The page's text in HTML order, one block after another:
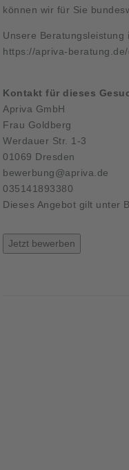
können wir für Sie
Unsere
https://apriva-
Kontakt für dieses
Apriva GmbH
Frau Goldberg
Werdauer Str. 1-3
01069 Dresden
bewerbung@apriva.de
035141893380
Dieses Angebot gilt unter
Jetzt bewerben